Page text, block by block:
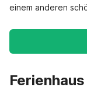
einem anderen